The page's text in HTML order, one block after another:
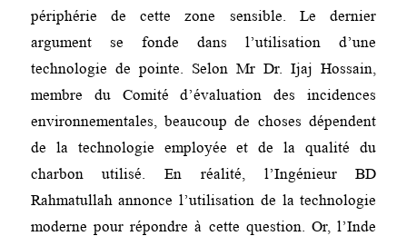
périphérie de cette zone sensible. Le dernier
argument se fonde dans l’utilisation d’une
technologie de pointe. Selon Mr Dr. Ijaj Hossain,
membre du Comité d’évaluation des incidences
environnementales, beaucoup de choses dépendent
de la technologie employée et de la qualité du
charbon utilisé. En réalité, l’Ingénieur BD
Rahmatullah annonce l’utilisation de la technologie
moderne pour répondre à cette question. Or, l’Inde